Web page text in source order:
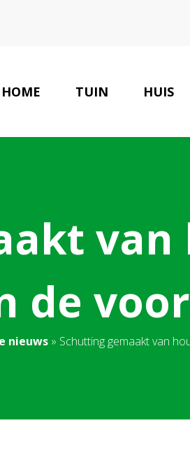
HOME TUIN HUIS
de
nieuws» Schutting gemaakt van